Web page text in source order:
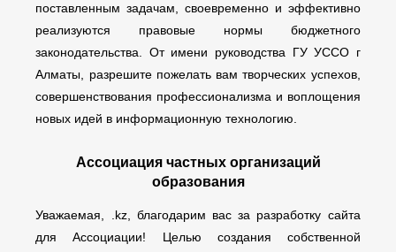
поставленным задачам, своевременно и эффективно
реализуются правовые нормы бюджетного
законодательства. От имени руководства ГУ УССО г
Алматы, разрешите пожелать вам творческих успехов,
совершенствования профессионализма и воплощения
новых идей в информационную технологию.
Ассоциация частных организаций
образования
Уважаемая, .kz, благодарим вас за разработку сайта
для Ассоциации! Целью создания собственной